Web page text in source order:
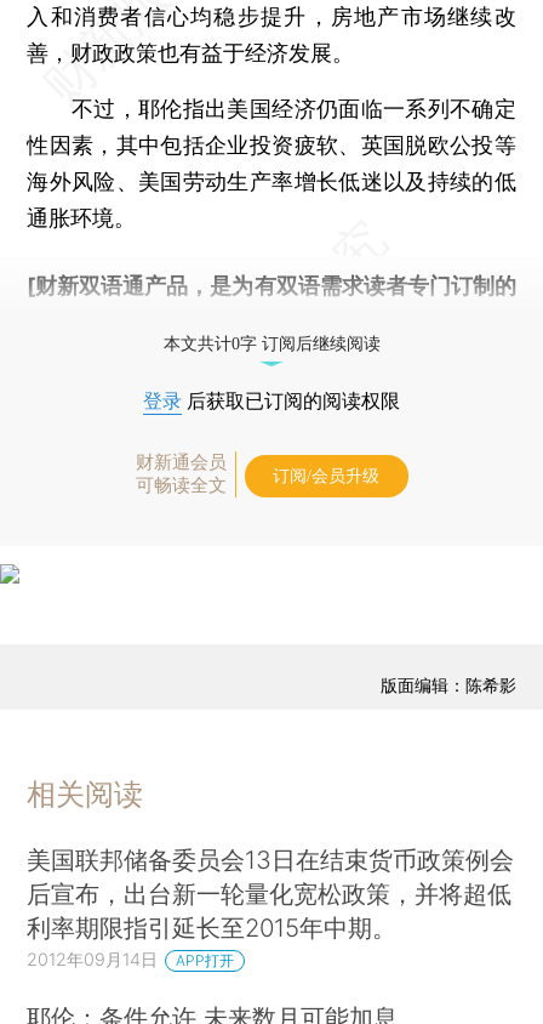
入和消费者信心均稳步提升，房地产市场继续改
善，财政政策也有益于经济发展。
不过，耶伦指出美国经济仍面临一系列不确定
性因素，其中包括企业投资疲软、英国脱欧公投等
海外风险、美国劳动生产率增长低迷以及持续的低
通胀环境。
[财新双语通产品，是为有双语需求读者专门订制的
本文共计0字 订阅后继续阅读
登录 后获取已订阅的阅读权限
财新通会员
可畅读全文
订阅/会员升级
版面编辑：陈希影
相关阅读
美国联邦储备委员会13日在结束货币政策例会
后宣布，出台新一轮量化宽松政策，并将超低
利率期限指引延长至2015年中期。
2012年09月14日 APP打开
耶伦：条件允许 未来数月可能加息